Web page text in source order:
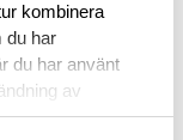
kombinera
du har
du har använt
av
av